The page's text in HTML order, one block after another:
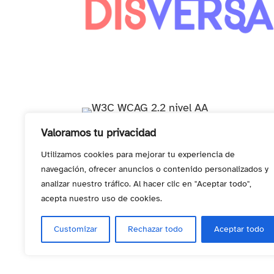
Valoramos tu privacidad
Utilizamos cookies para mejorar tu experiencia de
navegación, ofrecer anuncios o contenido personalizados y
analizar nuestro tráfico. Al hacer clic en "Aceptar todo",
acepta nuestro uso de cookies.
Customizar Rechazar todo Aceptar todo